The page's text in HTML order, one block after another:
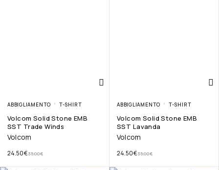
ABBIGLIAMENTO T-SHIRT
Volcom Solid Stone EMB
SST Trade Winds
Volcom
35.00€
24.50€
ABBIGLIAMENTO T-SHIRT
Volcom Solid Stone EMB
SST Lavanda
Volcom
35.00€
24.50€